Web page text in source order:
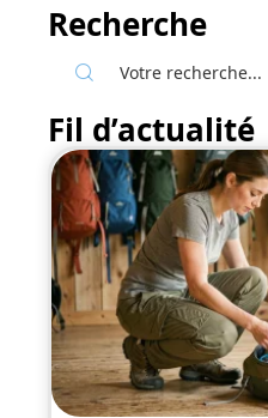
Recherche
Fil d’actualité